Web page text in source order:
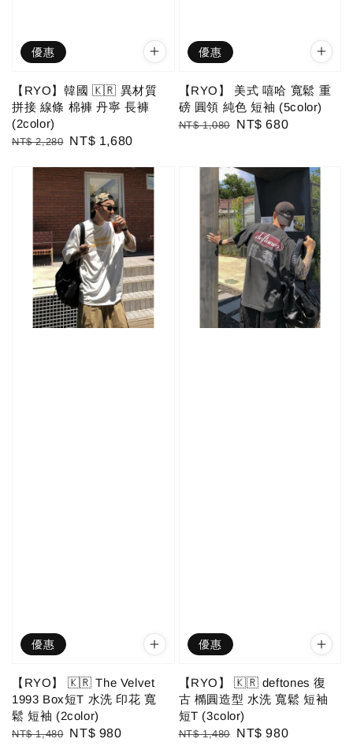
優惠
【RYO】韓國 🇰🇷 異材質
拼接 線條 棉褲 丹寧 長褲
(2color)
Regular
NT$ 2,280 Sale
NT$ 1,680
優惠
【RYO】 美式 嘻哈 寬鬆 重
磅 圓領 純色 短袖 (5color)
Regular
NT$ 1,080
Sale
NT$ 680
優惠
【RYO】 🇰🇷 The Velvet
1993 Box短T 水洗 印花 寬
鬆 短袖 (2color)
Regular
NT$ 1,480 Sale
NT$ 980
優惠
【RYO】 🇰🇷 deftones 復
古 橢圓造型 水洗 寬鬆 短袖
短T (3color)
Regular
NT$ 1,480
Sale
NT$ 980